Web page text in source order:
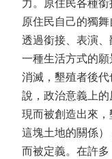
原住民自己的獨
透過銜接、表演
一種生活方式的
消滅，墾殖者後
說，政治意義上
現而被創造出來
這塊土地的關係
而被定義。在許